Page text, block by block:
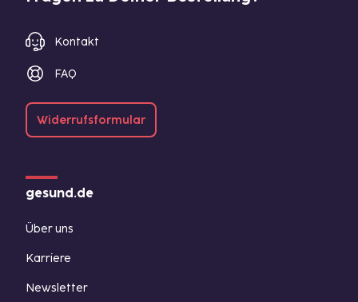
Kontakt
FAQ
Widerrufsformular
gesund.de
Über uns
Karriere
Newsletter